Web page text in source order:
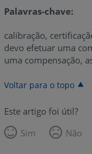
Palavras-chave:
calibração,
devo efetuar uma
uma compensação,
Voltar para o topo
Este artigo foi útil?
Sim
Não